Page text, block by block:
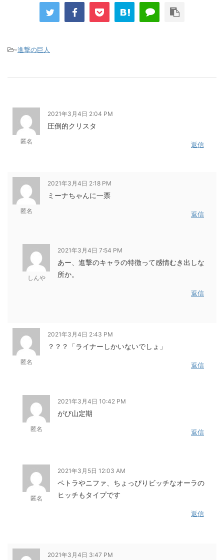
-進撃の巨人
匿名
2021年3月4日 2:04 PM
圧倒的クリスタ
返信
匿名
2021年3月4日 2:18 PM
ミーナちゃんに一票
返信
しんや
2021年3月4日 7:54 PM
あー、進撃のキャラの特徴って感情むき出しな
所か。
返信
匿名
2021年3月4日 2:43 PM
？？？「ライナーしかいないでしょ」
返信
匿名
2021年3月4日 10:42 PM
がび山定期
返信
匿名
2021年3月5日 12:03 AM
ペトラやニファ、ちょっぴりビッチなオーラの
ヒッチもタイプです
返信
2021年3月4日 3:47 PM